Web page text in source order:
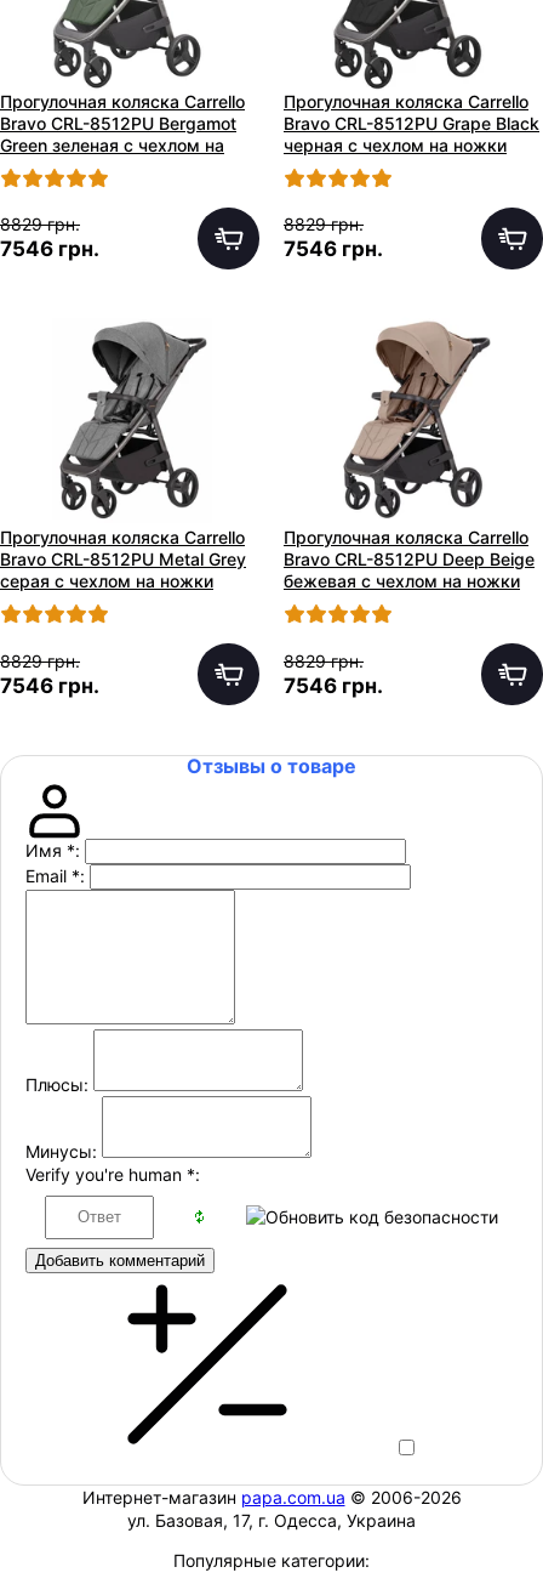
Прогулочная коляска Carrello
Bravo CRL-8512PU Bergamot
Green зеленая с чехлом на
ножки
8829 грн.
7546 грн.
Прогулочная коляска Carrello
Bravo CRL-8512PU Grape Black
черная с чехлом на ножки
8829 грн.
7546 грн.
Прогулочная коляска Carrello
Bravo CRL-8512PU Metal Grey
серая с чехлом на ножки
8829 грн.
7546 грн.
Прогулочная коляска Carrello
Bravo CRL-8512PU Deep Beige
бежевая с чехлом на ножки
8829 грн.
7546 грн.
Отзывы о товаре
Имя *:
Email *:
Плюсы:
Минусы:
Verify you're human *:
Добавить комментарий
Интернет-магазин papa.com.ua © 2006-2026
ул. Базовая, 17, г. Одесса, Украина
Популярные категории: